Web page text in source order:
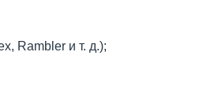
Rambler и т. д.);